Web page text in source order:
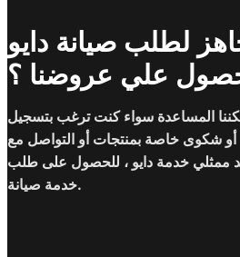
لطلب صيانة دايو
علي عروضنا ؟
المساعدة سواء كنت ترغب بتسجيل
أو شكوى خاصة بمنتجات أو التواصل مع
ممثلي خدمة دايو ، للحصول على طلب
خدمة صيانة.